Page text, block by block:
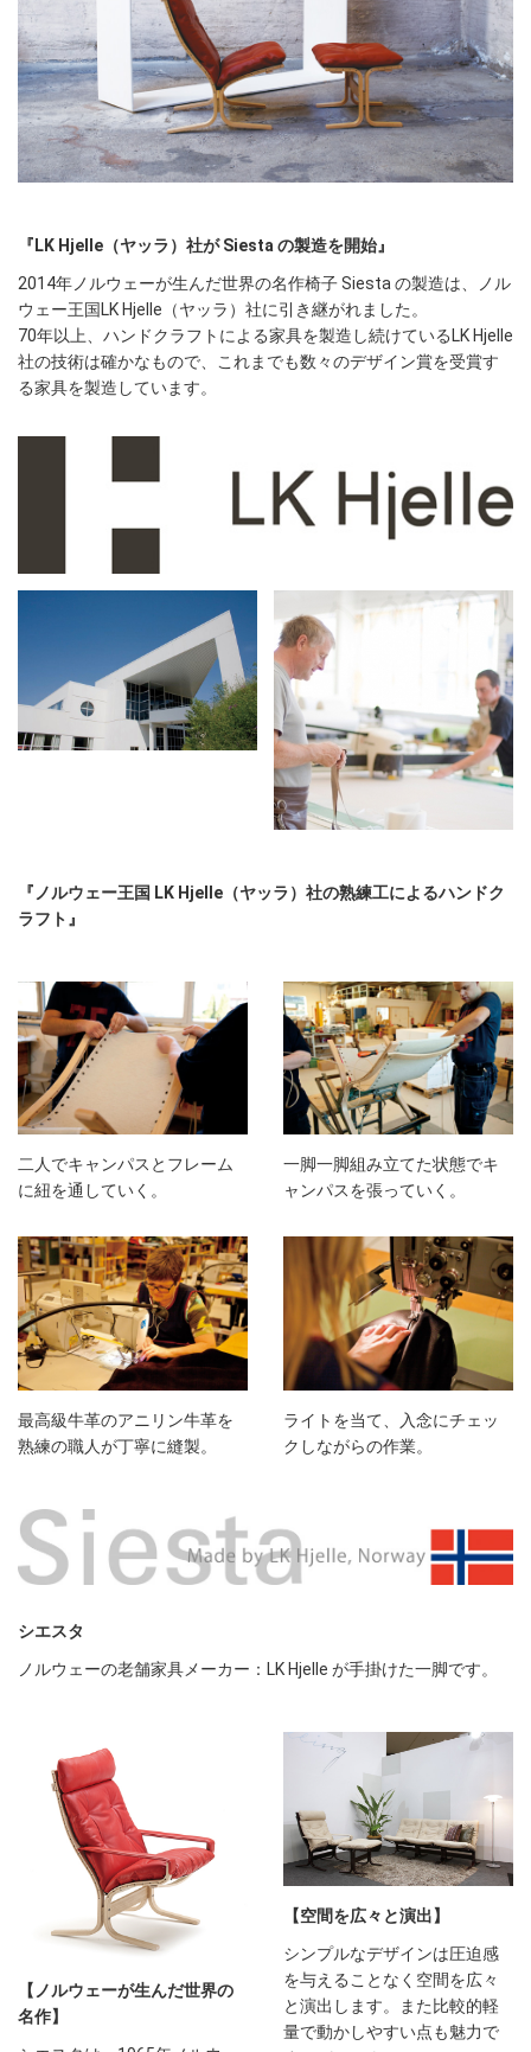
『LK Hjelle（ヤッラ）社が Siesta の製造を開始』
2014年ノルウェーが生んだ世界の名作椅子 Siesta の製造は、ノル
ウェー王国LK Hjelle（ヤッラ）社に引き継がれました。
70年以上、ハンドクラフトによる家具を製造し続けているLK Hjelle
社の技術は確かなもので、これまでも数々のデザイン賞を受賞す
る家具を製造しています。
『ノルウェー王国 LK Hjelle（ヤッラ）社の熟練工によるハンドク
ラフト』
二人でキャンパスとフレーム
に紐を通していく。
一脚一脚組み立てた状態でキ
ャンパスを張っていく。
最高級牛革のアニリン牛革を
熟練の職人が丁寧に縫製。
ライトを当て、入念にチェッ
クしながらの作業。
シエスタ
ノルウェーの老舗家具メーカー：LK Hjelle が手掛けた一脚です。
【ノルウェーが生んだ世界の
名作】
【空間を広々と演出】
シンプルなデザインは圧迫感
を与えることなく空間を広々
と演出します。また比較的軽
量で動かしやすい点も魅力で